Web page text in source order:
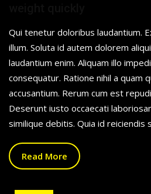
Qui tenetur doloribus laudantium.
illum. Soluta id autem dolorem
laudantium enim. Aliquam illo
consequatur. Ratione nihil a quam
accusantium. Rerum cum est
Deserunt iusto occaecati
similique debitis. Quia id reiciendis
Read More